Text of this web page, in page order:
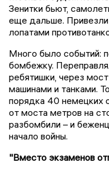
Зенитки бьют,
еще дальше.
лопатами
Много было событий:
бомбежку.
ребятишки, через
машинами и танками.
порядка 40 немецких
от моста метров на
разбомбили – и
начало войны.
"Вместо экзаменов